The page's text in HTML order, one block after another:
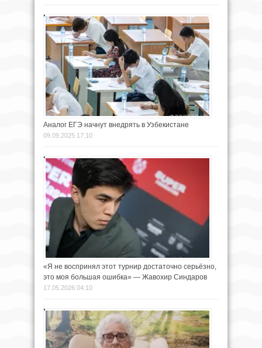
Аналог ЕГЭ начнут внедрять в Узбекистане
09.09.2025 17:10
«Я не воспринял этот турнир достаточно серьёзно,
это моя большая ошибка» — Жавохир Синдаров
17.05.2026 04:10